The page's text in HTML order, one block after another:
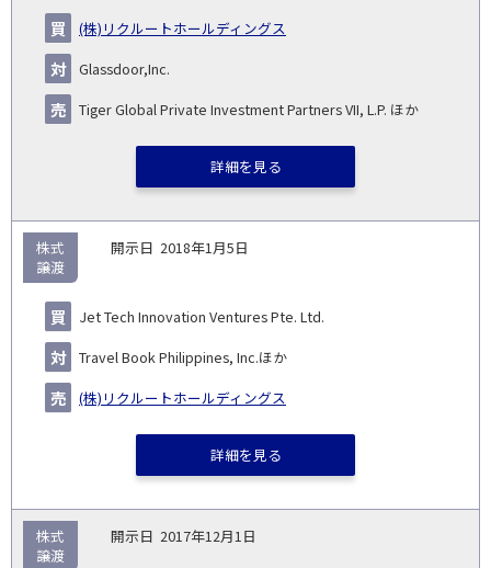
示
い
業・
事業
り
種
キー
ム
▽
(株)リクルートホールディングス
Glassdoor,Inc.
Tiger Global Private Investment Partners VII, L.P. ほか
詳細を見る
2018年1月5日
Jet Tech Innovation Ventures Pte. Ltd.
Travel Book Philippines, Inc.ほか
(株)リクルートホールディングス
株式
譲渡
詳細を見る
2017年12月1日
株式
譲渡